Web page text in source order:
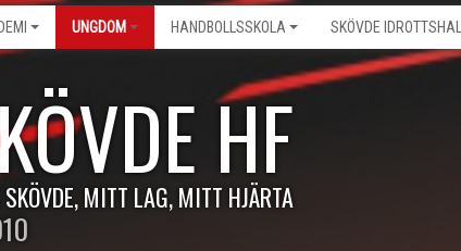
UNGDOM HANDBOLLSSKOLA SKÖVDE IDROTTSHALL
HF
MITT LAG, MITT HJÄRTA